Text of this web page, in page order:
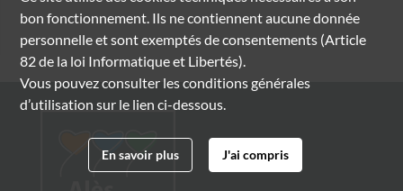
bon fonctionnement. Ils ne contiennent aucune donnée
personnelle et sont exemptés de consentements (Article
82 de la loi Informatique et Libertés).
Vous pouvez consulter les conditions générales
d’utilisation sur le lien ci-dessous.
En savoir plus J'ai compris